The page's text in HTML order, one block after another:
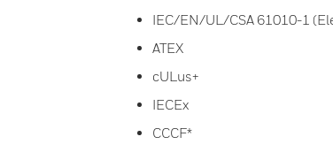
IEC/EN/UL/CSA 61010-1
ATEX
cULus+
IECEx
CCCF*